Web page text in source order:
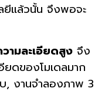
ยีแล้วนั้น จึงพอจะ
ามละเอียดสูง จึง
ยดของโมเดลมาก
, งานจำลองภาพ 3